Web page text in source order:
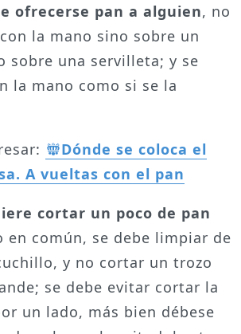
ofrecerse pan a alguien, no
la mano sino sobre un
sobre una servilleta; y se
la mano como si se la
Dónde se coloca el
A vueltas con el pan
cortar un poco de pan
en común, se debe limpiar de
y no cortar un trozo
se debe evitar cortar la
un lado, más bien débese